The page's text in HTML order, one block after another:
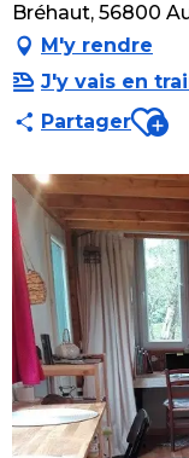
Bréhaut, 56800
M'y rendre
J'y vais en
Partager